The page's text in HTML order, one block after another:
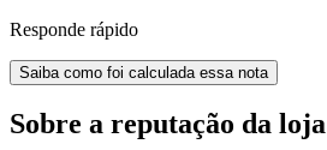
Responde rápido
Saiba como foi calculada essa nota
Sobre a reputação da loja